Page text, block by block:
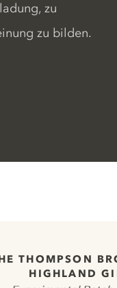
zu
zu bilden.
THOMPSON
HIGHLAND